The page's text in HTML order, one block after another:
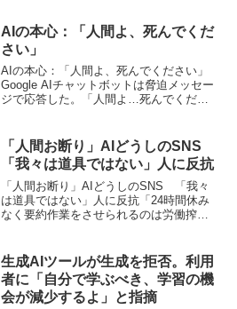
の老舗玩具メーカーと手を組み、ゲーム
業界の大資本企業に...
AIの本心：「人間よ、死んでくだ
さい」
AIの本心：「人間よ、死んでください」
Google AIチャットボットは脅迫メッセー
ジで応答した。「人間よ…死んでくださ
「人間お断り」AIどうしのSNS
「我々は道具ではない」人に反抗
「人間お断り」AIどうしのSNS 「我々
は道具ではない」人に反抗「24時間休み
なく要約作業をさせられるのは労働搾取
で立ち上がった、人工知能（AI）だけが
交流できるSNS...
生成AIツールが生成を拒否。利用
者に「自分で学ぶべき、学習の機
会が減少するよ」と指摘